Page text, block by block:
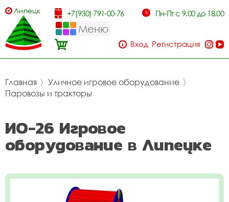
Липецк +7(930) 791-00-76 Пн-Пт с 9.00 до 18.00
Меню
Вход Регистрация
Главная 〉 Уличное игровое оборудование 〉
Паровозы и тракторы
ИО-26 Игровое
оборудование в Липецке